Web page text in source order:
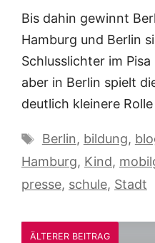
Bis dahin gewinnt
Hamburg und Berlin
Schlusslichter im
aber in Berlin spielt
deutlich kleinere
Schlagwörter
Berlin, bildung,
Hamburg, Kind,
presse, schule, Stadt
ÄLTERER BEITRAG